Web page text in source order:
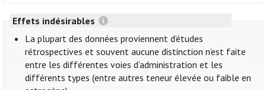
Effets indésirables
La plupart des données proviennent d’études
rétrospectives et souvent aucune distinction n’est faite
entre les différentes voies d’administration et les
différents types (entre autres teneur élevée ou faible en